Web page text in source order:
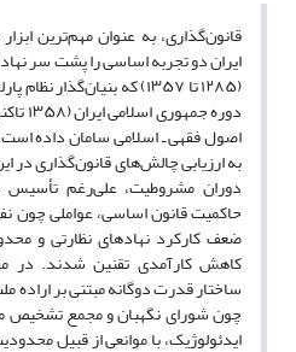
قانون‌گذاری، به عنوان مهم‌ترین
ایران دو تجربه اساسی را پشت سر
(۱۲۸۵ تا ۱۳۵۷) که
دوره
اصول فقهی ـ اسلامی سامان داده
به ارزیابی چالش‌های قانون‌گذاری در
دوران مشروطیت، علی‌رغم
حاکمیت قانون اساسی، عواملی چون
ضعف کارکرد نهادهای نظارتی و
کاهش کارآمدی تقنین شدند. در
ساختار قدرت دوگانه مبتنی بر اراده
چون شورای نگهبان و مجمع تشخیص
ایدئولوژیک، با موانعی از قبیل